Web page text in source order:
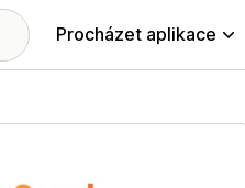
Procházet aplikace